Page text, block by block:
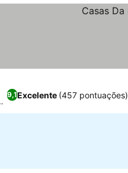
9,1Excelente (457 pontuações)